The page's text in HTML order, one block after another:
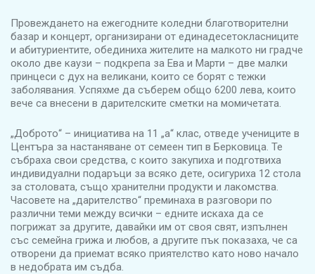
Провеждането на ежегодните коледни благотворителни
базар и концерт, организирани от единадесетокласниците
и абитуриентите, обединиха жителите на малкото ни градче
около две каузи – подкрепа за Ева и Марти – две малки
принцеси с дух на великани, които се борят с тежки
заболявания. Успяхме да съберем общо 6200 лева, които
вече са внесени в дарителските сметки на момичетата.
„Доброто“ – инициатива на 11 „а“ клас, отведе учениците в
Центъра за настаняване от семеен тип в Берковица. Те
събраха свои средства, с които закупиха и подготвиха
индивидуални подаръци за всяко дете, осигуриха 12 стола
за столовата, също хранителни продукти и лакомства.
Часовете на „дарителство“ преминаха в разговори по
различни теми между всички – едните искаха да се
погрижат за другите, давайки им от своя свят, изпълнен
със семейна грижа и любов, а другите пък показаха, че са
отворени да приемат всяко приятелство като ново начало
в недобрата им съдба.